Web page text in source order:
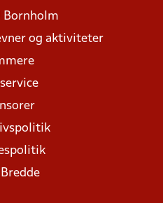
Bornholm
og aktiviteter
Bredde